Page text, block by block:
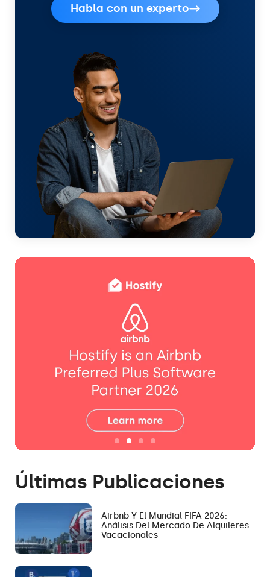
Habla con un experto
Últimas Publicaciones
Airbnb Y El Mundial FIFA 2026:
Análisis Del Mercado De Alquileres
Vacacionales